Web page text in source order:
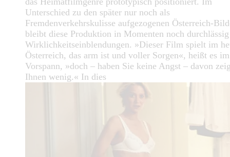
Unterschied zu den später nur noch als
Fremdenverkehrskulisse aufgezogenen Österreich-
bleibt diese Produktion in Momenten noch
Wirklichkeitseinblendungen. »Dieser Film spielt im
Österreich, das arm ist und voller Sorgen«, heißt es im
Vorspann, »doch – haben Sie keine Angst – davon
Ihnen wenig.« In dies